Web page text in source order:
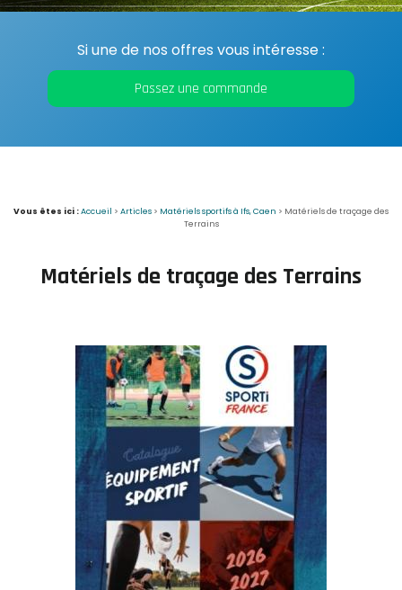
Si une de nos offres vous intéresse :
Passez une commande
Vous êtes ici :Accueil > Articles > Matériels sportifs à Ifs, Caen > Matériels de traçage des
Terrains
Matériels de traçage des Terrains